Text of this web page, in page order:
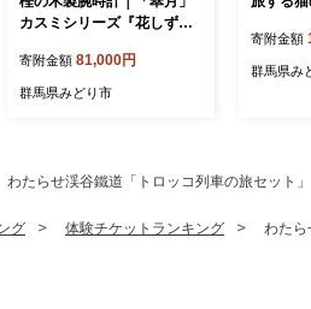
カスミシリーズ『花しず
寄附金額 81,000円
群馬県みどり市
寄附金額
群馬県み
わたらせ渓谷鐵道「トロッコ列車の旅セット
グ 体験チケットランキング わた